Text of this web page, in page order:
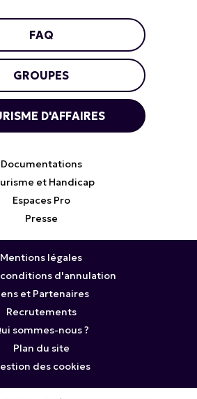
FAQ
GROUPES
D'AFFAIRES
Documentations
et Handicap
Espaces Pro
Presse
Mentions légales
conditions d'annulation
et Partenaires
Recrutements
sommes-nous ?
Plan du site
des cookies